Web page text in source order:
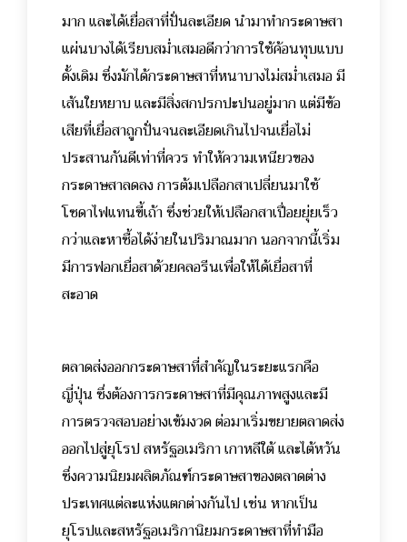
มาก และได้เยื่อสาที่ปั่นละเอียด นำมาทำกระดาษสา
แผ่นบางได้เรียบสม่ำเสมอดีกว่าการใช้ค้อนทุบแบบ
ดั้งเดิม ซึ่งมักได้กระดาษสาที่หนาบางไม่สม่ำเสมอ มี
เส้นใยหยาบ และมีสิ่งสกปรกปะปนอยู่มาก แต่มีข้อ
เสียที่เยื่อสาถูกปั่นจนละเอียดเกินไปจนเยื่อไม่
ประสานกันดีเท่าที่ควร ทำให้ความเหนียวของ
กระดาษสาลดลง การต้มเปลือกสาเปลี่ยนมาใช้
โซดาไฟแทนขี้เถ้า ซึ่งช่วยให้เปลือกสาเปื่อยยุ่ยเร็ว
กว่าและหาซื้อได้ง่ายในปริมาณมาก นอกจากนี้เริ่ม
มีการฟอกเยื่อสาด้วยคลอรีนเพื่อให้ได้เยื่อสาที่
สะอาด
ตลาดส่งออกกระดาษสาที่สำคัญในระยะแรกคือ
ญี่ปุ่น ซึ่งต้องการกระดาษสาที่มีคุณภาพสูงและมี
การตรวจสอบอย่างเข้มงวด ต่อมาเริ่มขยายตลาดส่ง
ออกไปสู่ยุโรป สหรัฐอเมริกา เกาหลีใต้ และไต้หวัน
ซึ่งความนิยมผลิตภัณฑ์กระดาษสาของตลาดต่าง
ประเทศแต่ละแห่งแตกต่างกันไป เช่น หากเป็น
ยุโรปและสหรัฐอเมริกานิยมกระดาษสาที่ทำมือ